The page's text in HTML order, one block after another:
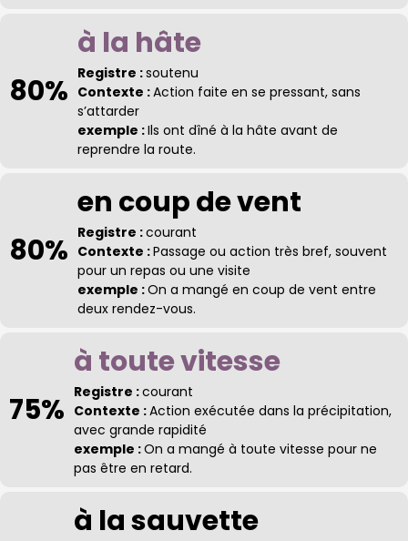
80%
à la hâte
Registre :soutenu
Contexte :Action faite en se pressant, sans
s’attarder
exemple :Ils ont dîné à la hâte avant de
reprendre la route.
80%
en coup de vent
Registre :courant
Contexte :Passage ou action très bref, souvent
pour un repas ou une visite
exemple :On a mangé en coup de vent entre
deux rendez-vous.
75%
à toute vitesse
Registre :courant
Contexte :Action exécutée dans la précipitation,
avec grande rapidité
exemple :On a mangé à toute vitesse pour ne
pas être en retard.
à la sauvette